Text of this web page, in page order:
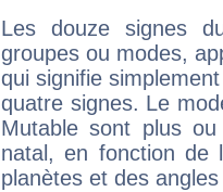
Les douze signes
groupes ou modes,
qui signifie
quatre signes. Le
Mutable sont plus
natal, en fonction de
planètes et des